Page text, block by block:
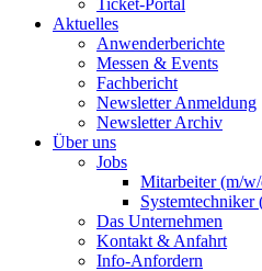
Ticket-Portal
Aktuelles
Anwenderberichte
Messen & Events
Fachbericht
Newsletter Anmeldung
Newsletter Archiv​
Über uns
Jobs
Mitarbeiter (m/
Das Unternehmen
Kontakt & Anfahrt
Info-Anfordern